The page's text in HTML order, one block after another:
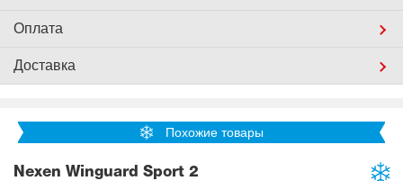
Оплата
Доставка
Похожие товары
Nexen Winguard Sport 2